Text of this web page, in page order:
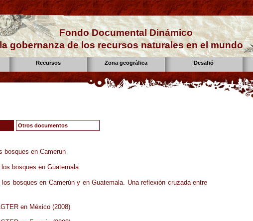
Fondo Documental Dinámico
gobernanza de los recursos naturales en el mundo
Recursos Zona geográfica Desafió
Otros documentos
bosques en Camerun
los bosques en Guatemala
los bosques en Camerún y en Guatemala. Una reflexión cruzada entre
en México (2008)